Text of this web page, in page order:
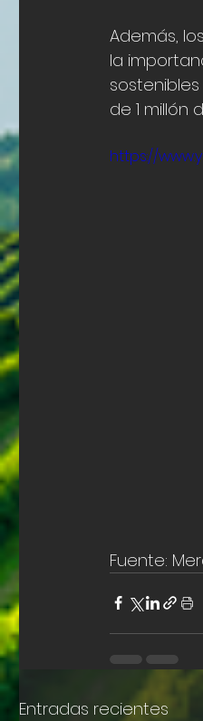
Además,
la
de 1 millón
https://
Fuente:
Entradas recientes